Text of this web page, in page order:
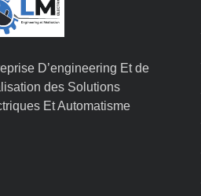
D’engineering Et de
des Solutions
Et Automatisme